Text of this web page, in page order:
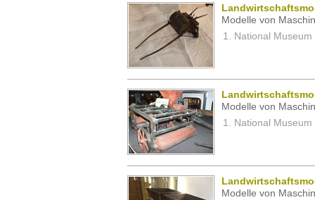
Modelle von
National Museum
Modelle von
National Museum
Modelle von